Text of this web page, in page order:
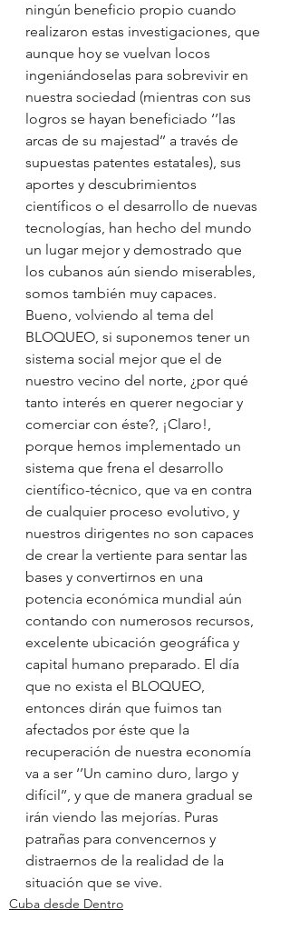
ningún beneficio propio cuando
realizaron estas investigaciones, que
aunque hoy se vuelvan locos
ingeniándoselas para sobrevivir en
nuestra sociedad (mientras con sus
logros se hayan beneficiado ‘’las
arcas de su majestad’’ a través de
supuestas patentes estatales), sus
aportes y descubrimientos
científicos o el desarrollo de nuevas
tecnologías, han hecho del mundo
un lugar mejor y demostrado que
los cubanos aún siendo miserables,
somos también muy capaces.
Bueno, volviendo al tema del
BLOQUEO, si suponemos tener un
sistema social mejor que el de
nuestro vecino del norte, ¿por qué
tanto interés en querer negociar y
comerciar con éste?, ¡Claro!,
porque hemos implementado un
sistema que frena el desarrollo
científico-técnico, que va en contra
de cualquier proceso evolutivo, y
nuestros dirigentes no son capaces
de crear la vertiente para sentar las
bases y convertirnos en una
potencia económica mundial aún
contando con numerosos recursos,
excelente ubicación geográfica y
capital humano preparado. El día
que no exista el BLOQUEO,
entonces dirán que fuimos tan
afectados por éste que la
recuperación de nuestra economía
va a ser ‘’Un camino duro, largo y
difícil’’, y que de manera gradual se
irán viendo las mejorías. Puras
patrañas para convencernos y
distraernos de la realidad de la
situación que se vive.
Cuba desde Dentro